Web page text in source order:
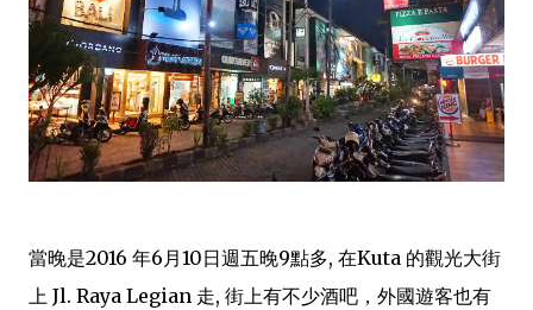
當晚是2016 年6月10日週五晚9點多, 在Kuta 的觀光大街
上 Jl. Raya Legian 走, 街上有不少酒吧，外國遊客也有